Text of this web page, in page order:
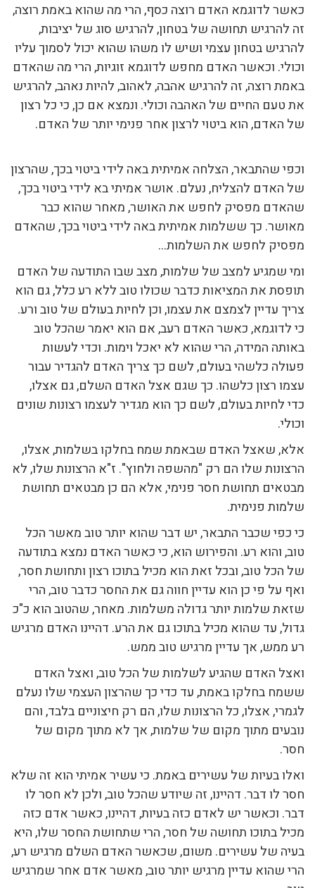
כאשר לדוגמא האדם רוצה כסף, הרי מה שהוא באמת רוצה,
זה להרגיש תחושה של בטחון, להרגיש סוג של יציבות,
להרגיש בטחון עצמי ושיש לו משהו שהוא יכול לסמוך עליו
וכולי. וכאשר האדם מחפש לדוגמא זוגיות, הרי מה שהאדם
באמת רוצה, זה להרגיש אהבה, לאהוב, להיות נאהב, להרגיש
את טעם החיים של האהבה וכולי. ונמצא אם כן, כי כל רצון
של האדם, הוא ביטוי לרצון אחר פנימי יותר של האדם.
וכפי שהתבאר, הצלחה אמיתית באה לידי ביטוי בכך, שהרצון
של האדם להצליח, נעלם. אושר אמיתי בא לידי ביטוי בכך,
שהאדם מפסיק לחפש את האושר, מאחר שהוא כבר
מאושר. כך ששלמות אמיתית באה לידי ביטוי בכך, שהאדם
מפסיק לחפש את השלמות…
ומי שמגיע למצב של שלמות, מצב שבו התודעה של האדם
תופסת את המציאות כדבר שכולו טוב ללא רע כלל, גם הוא
צריך עדיין לצמצם את עצמו, וכן לחיות בעולם של טוב ורע.
כי לדוגמא, כאשר האדם רעב, אם הוא יאמר שהכל טוב
באותה המידה, הרי שהוא לא יאכל וימות. וכדי לעשות
פעולה כלשהי בעולם, לשם כך צריך האדם להגדיר עבור
עצמו רצון כלשהו. כך שגם אצל האדם השלם, גם אצלו,
כדי לחיות בעולם, לשם כך הוא מגדיר לעצמו רצונות שונים
וכולי.
אלא, שאצל האדם שבאמת שמח בחלקו בשלמות, אצלו,
הרצונות שלו הם רק "מהשפה ולחוץ". ז"א הרצונות שלו, לא
מבטאים תחושת חסר פנימי, אלא הם כן מבטאים תחושת
שלמות פנימית.
כי כפי שכבר התבאר, יש דבר שהוא יותר טוב מאשר הכל
טוב, והוא רע. והפירוש הוא, כי כאשר האדם נמצא בתודעה
של הכל טוב, ובכל זאת הוא מכיל בתוכו רצון ותחושת חסר,
ואף על פי כן הוא עדיין חווה גם את החסר כדבר טוב, הרי
שזאת שלמות יותר גדולה משלמות. מאחר, שהטוב הוא כ"כ
גדול, עד שהוא מכיל בתוכו גם את הרע. דהיינו האדם מרגיש
רע ממש, אך עדיין מרגיש טוב ממש.
ואצל האדם שהגיע לשלמות של הכל טוב, ואצל האדם
ששמח בחלקו באמת, עד כדי כך שהרצון העצמי שלו נעלם
לגמרי, אצלו, כל הרצונות שלו, הם רק חיצוניים בלבד, והם
נובעים מתוך מקום של שלמות, אך לא מתוך מקום של
חסר.
ואלו בעיות של עשירים באמת. כי עשיר אמיתי הוא זה שלא
חסר לו דבר. דהיינו, זה שיודע שהכל טוב, ולכן לא חסר לו
דבר. וכאשר יש לאדם כזה בעיות, דהיינו, כאשר אדם כזה
מכיל בתוכו תחושה של חסר, הרי שתחושת החסר שלו, היא
בעיה של עשירים. משום, שכאשר האדם השלם מרגיש רע,
הרי שהוא עדיין מרגיש יותר טוב, מאשר אדם אחר שמרגיש